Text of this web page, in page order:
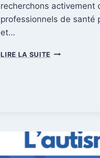
recherchons activement
professionnels de santé
et…
LIRE LA SUITE
S
P
P